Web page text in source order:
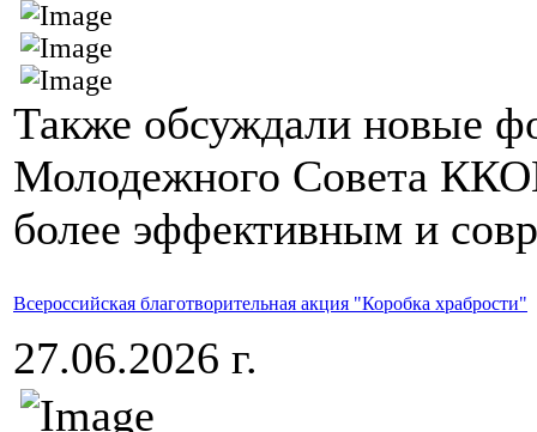
Также обсуждали новые
Молодежного Совета
более эффективным и
Всероссийская благотворительная акция "Коробка храбрости"
27.06.2026 г.